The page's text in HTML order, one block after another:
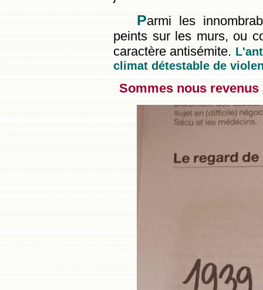
Parmi les
peints sur les murs, ou
caractère antisémite.
climat détestable de
Sommes nous revenus